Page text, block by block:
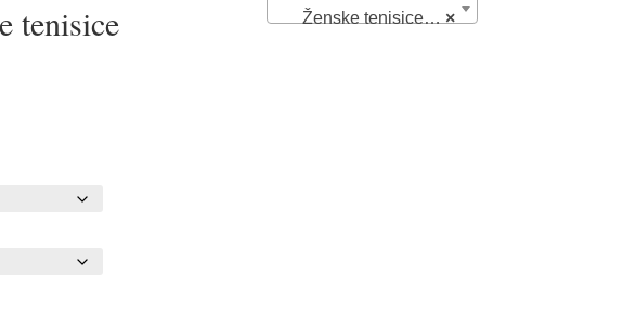
tenisice ×
Ženske tenisice (76)